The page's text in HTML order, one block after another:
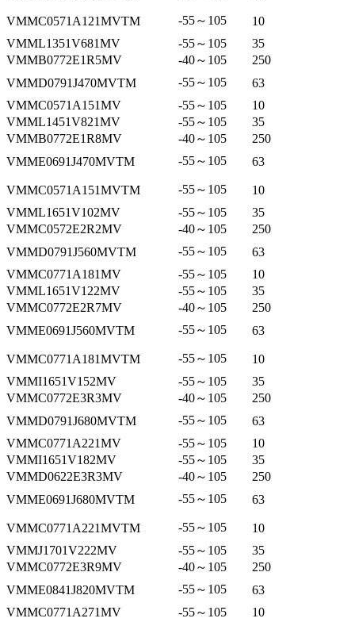
VMMC0571A121MVTM -55～105
10
VMML1351V681MV
-55～105
35
VMMB0772E1R5MV
-40～105
250
VMMD0791J470MVTM
-55～105
63
VMMC0571A151MV
-55～105
10
VMML1451V821MV
-55～105
35
VMMB0772E1R8MV
-40～105
250
VMME0691J470MVTM
-55～105 63
VMMC0571A151MVTM -55～105
10
VMML1651V102MV
-55～105
35
VMMC0572E2R2MV
-40～105
250
VMMD0791J560MVTM
-55～105
63
VMMC0771A181MV
-55～105
10
VMML1651V122MV
-55～105
35
VMMC0772E2R7MV
-40～105
250
VMME0691J560MVTM
-55～105 63
VMMC0771A181MVTM -55～105
10
VMMI1651V152MV
-55～105
35
VMMC0772E3R3MV
-40～105
250
VMMD0791J680MVTM
-55～105
63
VMMC0771A221MV
-55～105
10
VMMI1651V182MV
-55～105
35
VMMD0622E3R3MV
-40～105
250
VMME0691J680MVTM
-55～105 63
VMMC0771A221MVTM -55～105
10
VMMJ1701V222MV
-55～105
35
VMMC0772E3R9MV
-40～105
250
VMME0841J820MVTM
-55～105
63
VMMC0771A271MV
-55～105
10